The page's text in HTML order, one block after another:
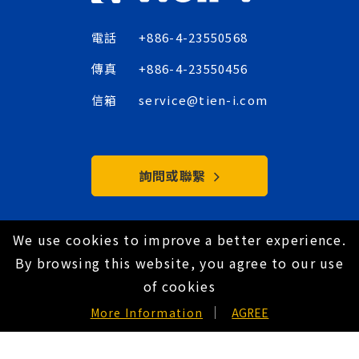
We use cookies to improve a better experience.
By browsing this website, you agree to our use
of cookies
More Information AGREE
電話
+886-4-23550568
傳真
+886-4-23550456
信箱
service@tien-i.com
詢問或聯繫
Copyright © 2021 Tien-I Industrial Co., Ltd. All